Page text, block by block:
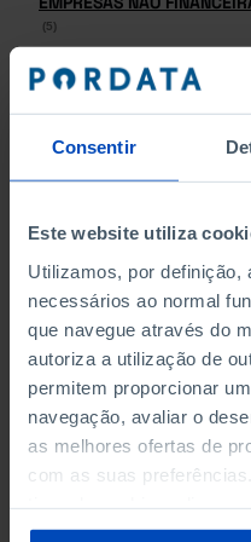
Consentir
Este website utiliza
Utilizamos, por definição,
necessários ao normal
que navegue através do
autoriza a utilização de
permitem proporcionar
navegação, avaliar o
as melhores ofertas de
com as suas
sobre cookies através da
(5)
(5)
PESSOAL AO SERVIÇO NAS
EMPRESAS NÃO
PESSOAL AO SERVIÇO NAS
EMPRESAS NÃO
(5)
QUATRO MAIORES
Empresas não financeiras
QUATRO MAIORES
Empresas não financeiras
VOLUME DE NEGÓCIOS DAS
QUATRO MAIORES
DO MUNICÍPIO (%)
Empresas não financeiras
VOLUME DE NEGÓCIOS DAS
QUATRO MAIORES
DO MUNICÍPIO (%)
Empresas não financeiras
BANCOS, CAIXAS
BANCOS, CAIXAS
CAIXAS DE CRÉDITO
CAIXAS DE CRÉDITO